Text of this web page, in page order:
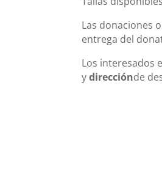
Las donaciones
entrega del
Los interesados
y direcciónde